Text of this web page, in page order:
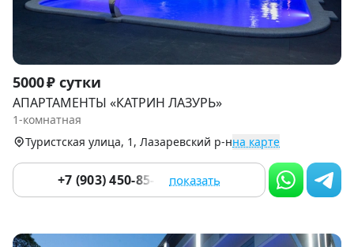
Item
1
of
9
5000 ₽ сутки
АПАРТАМЕНТЫ «КАТРИН ЛАЗУРЬ»
1-комнатная
Туристская улица, 1, Лазаревский р-нна карте
+7 (903) 450-85-55 показать